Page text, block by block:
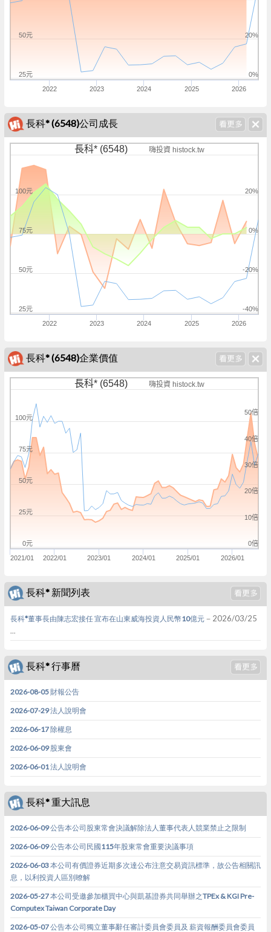
2022 2023 2024 2025 2026
0%
20%
25元
50元
長科* (6548)公司成長
長科* (6548) 嗨投資 histock.tw
2022 2023 2024 2025 2026
-40%
-20%
0%
20%
25元
50元
75元
100元
長科* (6548)企業價值
長科* (6548) 嗨投資 histock.tw
2021/01 2022/01 2023/01 2024/01 2025/01 2026/01
0倍
10倍
20倍
30倍
40倍
50倍
0元
25元
50元
75元
100元
長科* 新聞列表
長科*董事長由陳志宏接任 宣布在山東威海投資人民幣10億元－2026/03/25
...
長科* 行事曆
2026-08-05 財報公告
2026-07-29 法人說明會
2026-06-17 除權息
2026-06-09 股東會
2026-06-01 法人說明會
長科* 重大訊息
2026-06-09 公告本公司股東常會決議解除法人董事代表人競業禁止之限制
2026-06-09 公告本公司民國115年股東常會重要決議事項
2026-06-03 本公司有價證券近期多次達公布注意交易資訊標準，故公告相關訊
息，以利投資人區別暸解
2026-05-27 本公司受邀參加櫃買中心與凱基證券共同舉辦之TPEx & KGI Pre-
Computex Taiwan Corporate Day
2026-05-07 公告本公司獨立董事辭任審計委員會委員及 薪資報酬委員會委員